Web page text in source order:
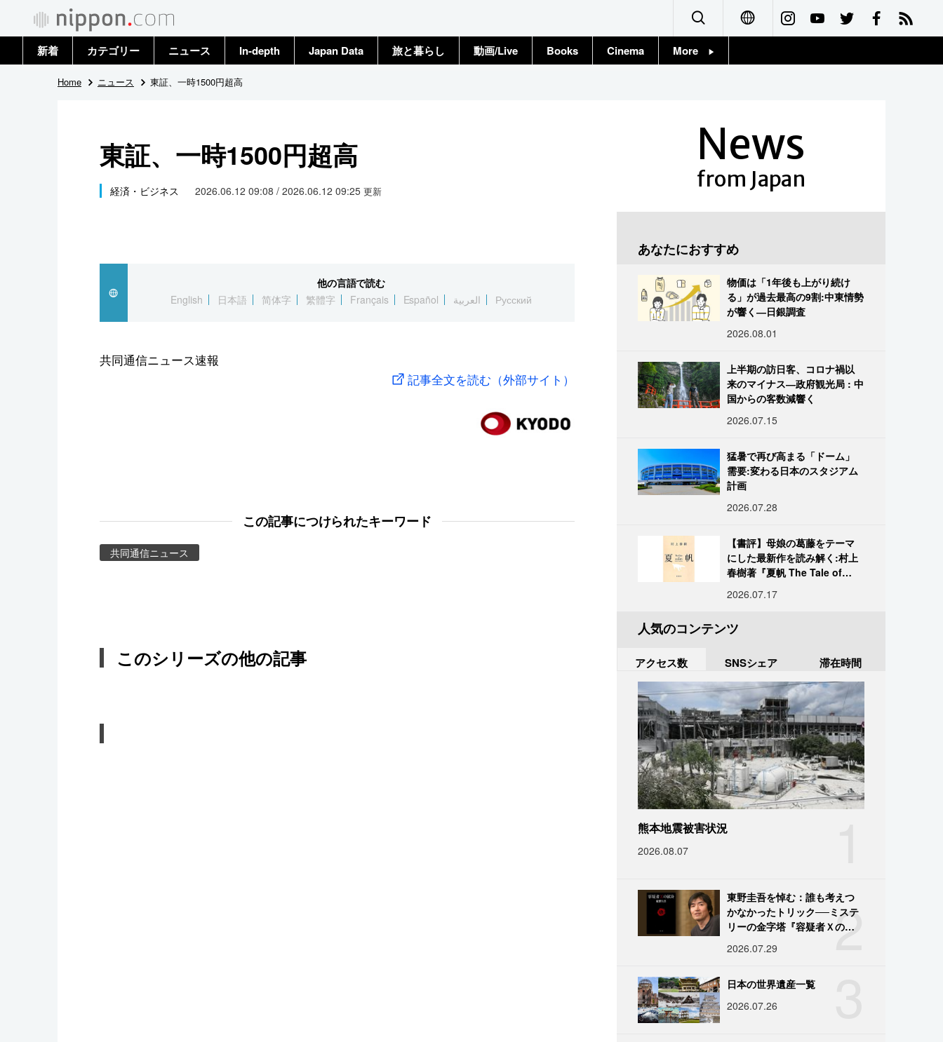
Français
新着 カテゴリー
政治・外交
国際
科学・技術
暮らし
ニュース
トップ
In-depth Japan Data 旅と暮らし 動画/Live Books Cinema More
Home ニュース 東証、一時1500円超高
東証、一時1500円超高
経済・ビジネス 2026.06.12 09:08 / 2026.06.12 09:25 更新
他の言語で読む
English
日本語 简体字 繁體字 Français Español العربية Русский
共同通信ニュース速報
記事全文を読む（外部サイト）
この記事につけられたキーワード
共同通信ニュース
このシリーズの他の記事
News
from Japan
あなたにおすすめ
物価は「1年後も上がり続け
る」が過去最高の9割:中東情勢
が響く―日銀調査
2026.08.01
上半期の訪日客、コロナ禍以
来のマイナス―政府観光局 : 中
国からの客数減響く
2026.07.15
猛暑で再び高まる「ドーム」
需要:変わる日本のスタジアム
計画
2026.07.28
【書評】母娘の葛藤をテーマ
にした最新作を読み解く:村上
春樹著『夏帆 The Tale of
2026.07.17
人気のコンテンツ
アクセス数 SNSシェア 滞在時間
熊本地震被害状況
2026.08.07
2
東野圭吾を悼む：誰も考えつ
かなかったトリック──ミステ
リーの金字塔『容疑者Ｘの献
2026.07.29
日本の世界遺産一覧
2026.07.26